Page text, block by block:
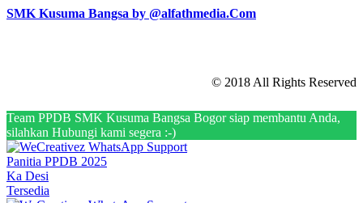
SMK Kusuma Bangsa by @alfathmedia.Com
© 2018 All Rights Reserved
Team PPDB SMK Kusuma Bangsa Bogor siap membantu Anda,
silahkan Hubungi kami segera :-)
Panitia PPDB 2025
Ka Desi
Tersedia